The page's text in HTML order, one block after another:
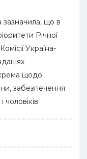
зазначила, що в
Річної
Україна-
щодо
забезпечення